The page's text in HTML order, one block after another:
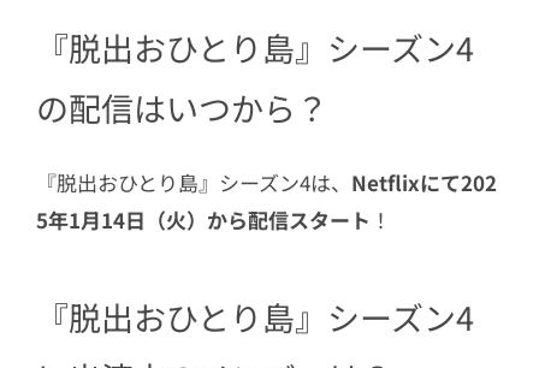
6.5DEX / キム・ジニョン
7番組出演がきっかけで多くのスターが
誕生！
7.1 ソン・ジア（シーズン1）
7.2カン・ソヨン（シーズン1）
7.4ユン・ハジョン（シーズン3）
『脱出おひとり島』シーズン4
の配信はいつから？
『脱出おひとり島』シーズン4は、 Netflixにて202
5年1月14日（火）から配信スタート ！
『脱出おひとり島』シーズン4